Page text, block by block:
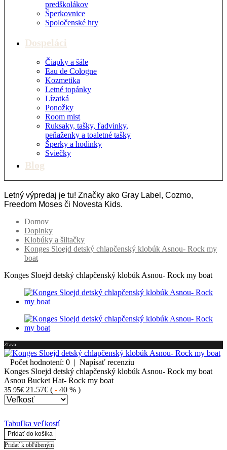
predškolákov
Šperkovnice
Spoločenské hry
Dospeláci
Čiapky a šále
Eau de Cologne
Kozmetika
Letné topánky
Lízatká
Ponožky
Room mist
Ruksaky, tašky, ľadvinky,
peňaženky a toaletné tašky
Šperky a hodinky
Sviečky
Blog
Letný výpredaj je tu! Značky ako Gray Label, Cozmo,
Freedom Moses či Novesta Kids.
Domov
Doplnky
Klobúky a šiltačky
Konges Sloejd detský chlapčenský klobúk Asnou- Rock my
boat
Konges Sloejd detský chlapčenský klobúk Asnou- Rock my boat
Zľava
Počet hodnotení: 0 | Napísať recenziu
Konges Sloejd detský chlapčenský klobúk Asnou- Rock my boat
Asnou Bucket Hat- Rock my boat
35.95€ 21.57€ ( - 40 % )
Tabuľka veľkostí
Pridať do košíka
Pridať k obľúbeným